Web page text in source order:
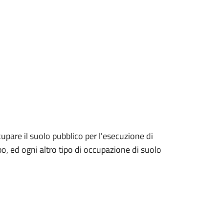
il suolo pubblico per l'esecuzione di
ed ogni altro tipo di occupazione di suolo